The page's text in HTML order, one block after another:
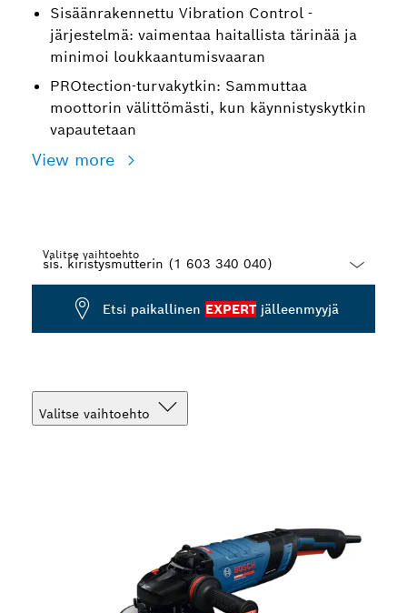
Sisäänrakennettu Vibration Control -
järjestelmä: vaimentaa haitallista tärinää ja
minimoi loukkaantumisvaaran
PROtection-turvakytkin: Sammuttaa
moottorin välittömästi, kun käynnistyskytkin
vapautetaan
View more
Valitse vaihtoehto
Dropdown
Etsi paikallinen EXPERTjälleenmyyjä
Valitse vaihtoehto